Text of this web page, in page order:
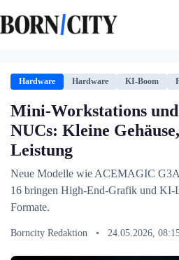
Inhalt
springen
Hardware Hardware KI-Boom
Mini-Workstations
NUCs: Kleine
Leistung
Neue Modelle wie ACEMAGIC
16 bringen High-End-Grafik und KI-
Formate.
Borncity Redaktion • 24.05.2026,